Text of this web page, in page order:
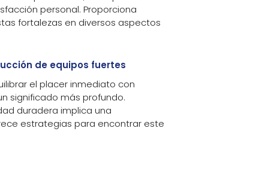
personal. Proporciona
fortalezas en diversos aspectos
de equipos fuertes
el placer inmediato con
significado más profundo.
duradera implica una
estrategias para encontrar este